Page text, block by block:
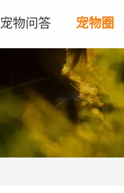
宠物问答 宠物圈